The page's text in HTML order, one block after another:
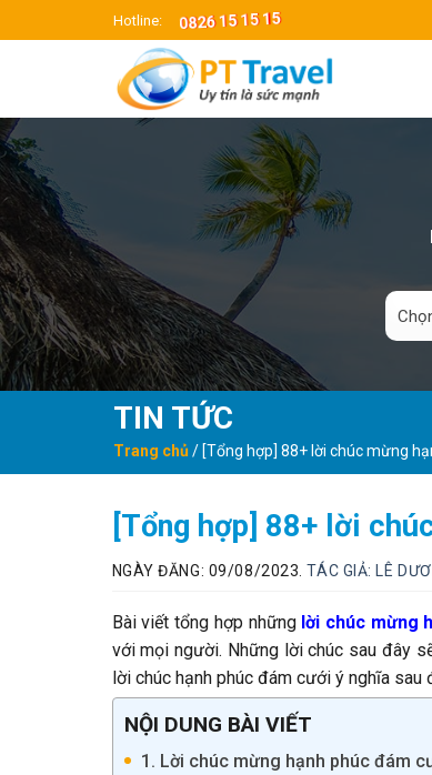
to
Hotline: 0826 15 15 15
TIN TỨC
Trang chủ/ [Tổng hợp] 88+ lời chúc mừng
[Tổng hợp] 88+ lời
NGÀY ĐĂNG: 09/08/2023.TÁC GIẢ:LÊ
Bài viết tổng hợp những lời chúc mừng
với mọi người. Những lời chúc sau đây
lời chúc hạnh phúc đám cưới ý nghĩa sau
NỘI DUNG BÀI VIẾT
1. Lời chúc mừng hạnh phúc đám